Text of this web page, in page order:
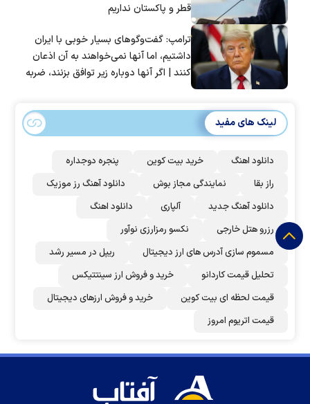
قطر و پاکستان نداریم
ترامپ: گفت‌و‌گو‌های بسیار خوبی با ایران
داشتیم، اما آنها نمی‌خواهند به آن اذعان
کنند | اگر آنها دوباره زیر توافق بزنند، ضربه
لینک های مفید
دانلود اهنگ خرید بیت کوین
پنجره دوجداره
راز بقا
نمایندگی مجاز بوش
دانلود آهنگ رز‌ موزیک
دانلود آهنگ جدید
آلپاری
دانلود اهنگ
رزرو هتل خارجی
نکسو رمزارزی نوآور
مسموم سازی آدرس های ارز دیجیتال
ریپل در مسیر رشد
تحلیل قیمت کاردانو
خرید و فروش ارز سینتتیکس
قیمت لحظه ای بیت کوین
خرید و فروش ارزهای دیجیتال
قیمت اتریوم امروز